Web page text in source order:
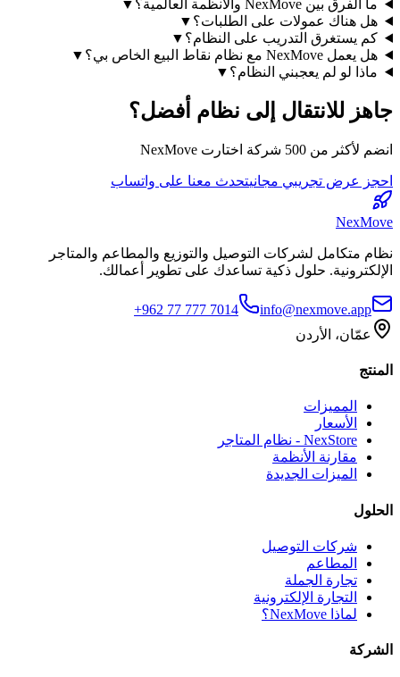
ما الفرق بين NexMove والأنظمة العالمية؟
▼
هل هناك عمولات على الطلبات؟ ▼
كم يستغرق التدريب على النظام؟ ▼
هل يعمل NexMove مع نظام نقاط البيع الخاص بي؟
▼
ماذا لو لم يعجبني النظام؟ ▼
جاهز للانتقال إلى نظام أفضل؟
انضم لأكثر من 500 شركة اختارت NexMove
احجز عرض تجريبي مجانيتحدث معنا على واتساب
NexMove
نظام متكامل لشركات التوصيل والتوزيع والمطاعم والمتاجر
الإلكترونية. حلول ذكية تساعدك على تطوير أعمالك.
info@nexmove.app
+962 77 777 7014
عمّان، الأردن
المنتج
المميزات
الأسعار
NexStore - نظام المتاجر
مقارنة الأنظمة
الميزات الجديدة
الحلول
شركات التوصيل
المطاعم
تجارة الجملة
التجارة الإلكترونية
لماذا NexMove؟
الشركة